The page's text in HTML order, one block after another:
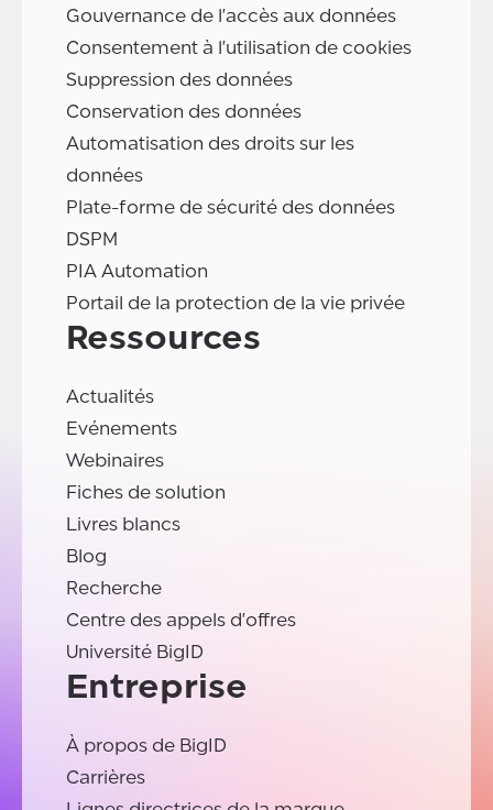
Gouvernance de l'accès aux données
Consentement à l'utilisation de cookies
Suppression des données
Conservation des données
Automatisation des droits sur les
données
Plate-forme de sécurité des données
DSPM
PIA Automation
Portail de la protection de la vie privée
Ressources
Actualités
Evénements
Webinaires
Fiches de solution
Livres blancs
Blog
Recherche
Centre des appels d'offres
Université BigID
Entreprise
À propos de BigID
Carrières